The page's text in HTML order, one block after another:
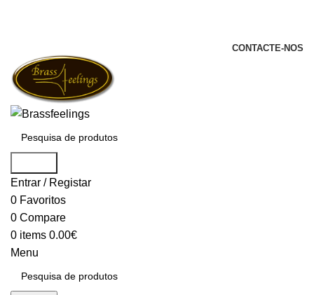
CONTACTE-NOS
Entrar / Registar
0 Favoritos
0 Compare
0 items 0.00€
Menu